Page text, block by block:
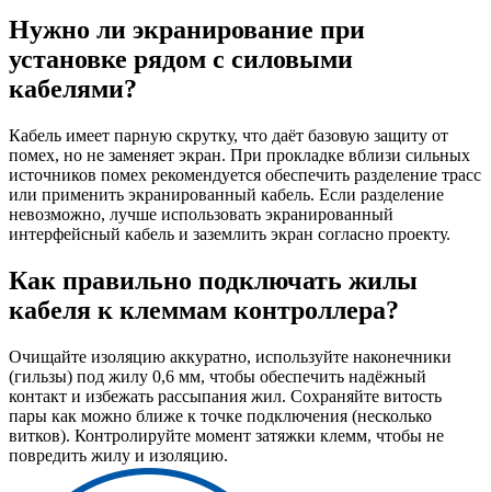
Нужно ли экранирование при
установке рядом с силовыми
кабелями?
Кабель имеет парную скрутку, что даёт базовую защиту от
помех, но не заменяет экран. При прокладке вблизи сильных
источников помех рекомендуется обеспечить разделение трасс
или применить экранированный кабель. Если разделение
невозможно, лучше использовать экранированный
интерфейсный кабель и заземлить экран согласно проекту.
Как правильно подключать жилы
кабеля к клеммам контроллера?
Очищайте изоляцию аккуратно, используйте наконечники
(гильзы) под жилу 0,6 мм, чтобы обеспечить надёжный
контакт и избежать рассыпания жил. Сохраняйте витость
пары как можно ближе к точке подключения (несколько
витков). Контролируйте момент затяжки клемм, чтобы не
повредить жилу и изоляцию.